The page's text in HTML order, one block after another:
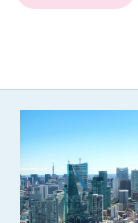
第6条（会員の禁止事
(3) 第三者または管理
(4) 有害なコンピュー
(5) 第三者に不利益を
(6) 管理者が承認して
(7) 公序良俗に反する